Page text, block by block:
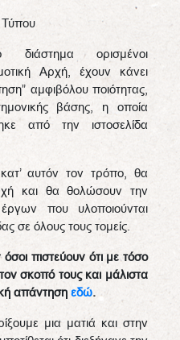
Τύπου
διάστημα ορισμένοι
Αρχή, έχουν κάνει
αμφιβόλου ποιότητας,
βάσης, η οποία
από την ιστοσελίδα
αυτόν τον τρόπο, θα
και θα θολώσουν την
που υλοποιούνται
σε όλους τους τομείς.
πιστεύουν ότι με τόσο
σκοπό τους και μάλιστα
απάντηση εδώ.
μια ματιά και στην